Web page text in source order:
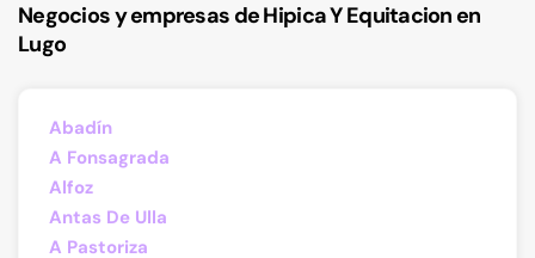
Negocios y empresas de Hipica Y Equitacion en
Lugo
Abadín
A Fonsagrada
Alfoz
Antas De Ulla
A Pastoriza